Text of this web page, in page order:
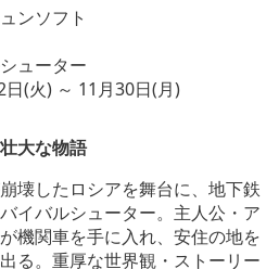
a
d
m
ンソフト
ューター
日(火) ～ 11月30日(月)
大な物語
壊したロシアを舞台に、地下鉄
イバルシューター。主人公・ア
機関車を手に入れ、安住の地を
る。重厚な世界観・ストーリー